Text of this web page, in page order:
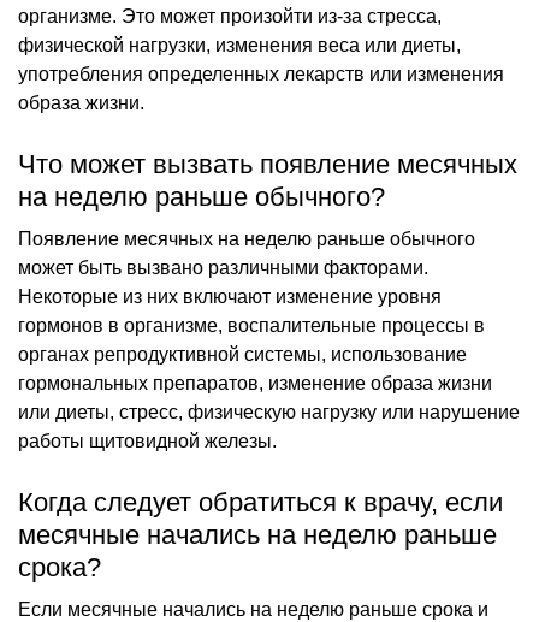
организме. Это может произойти из-за стресса,
физической нагрузки, изменения веса или диеты,
употребления определенных лекарств или изменения
образа жизни.
Что может вызвать появление месячных
на неделю раньше обычного?
Появление месячных на неделю раньше обычного
может быть вызвано различными факторами.
Некоторые из них включают изменение уровня
гормонов в организме, воспалительные процессы в
органах репродуктивной системы, использование
гормональных препаратов, изменение образа жизни
или диеты, стресс, физическую нагрузку или нарушение
работы щитовидной железы.
Когда следует обратиться к врачу, если
месячные начались на неделю раньше
срока?
Если месячные начались на неделю раньше срока и